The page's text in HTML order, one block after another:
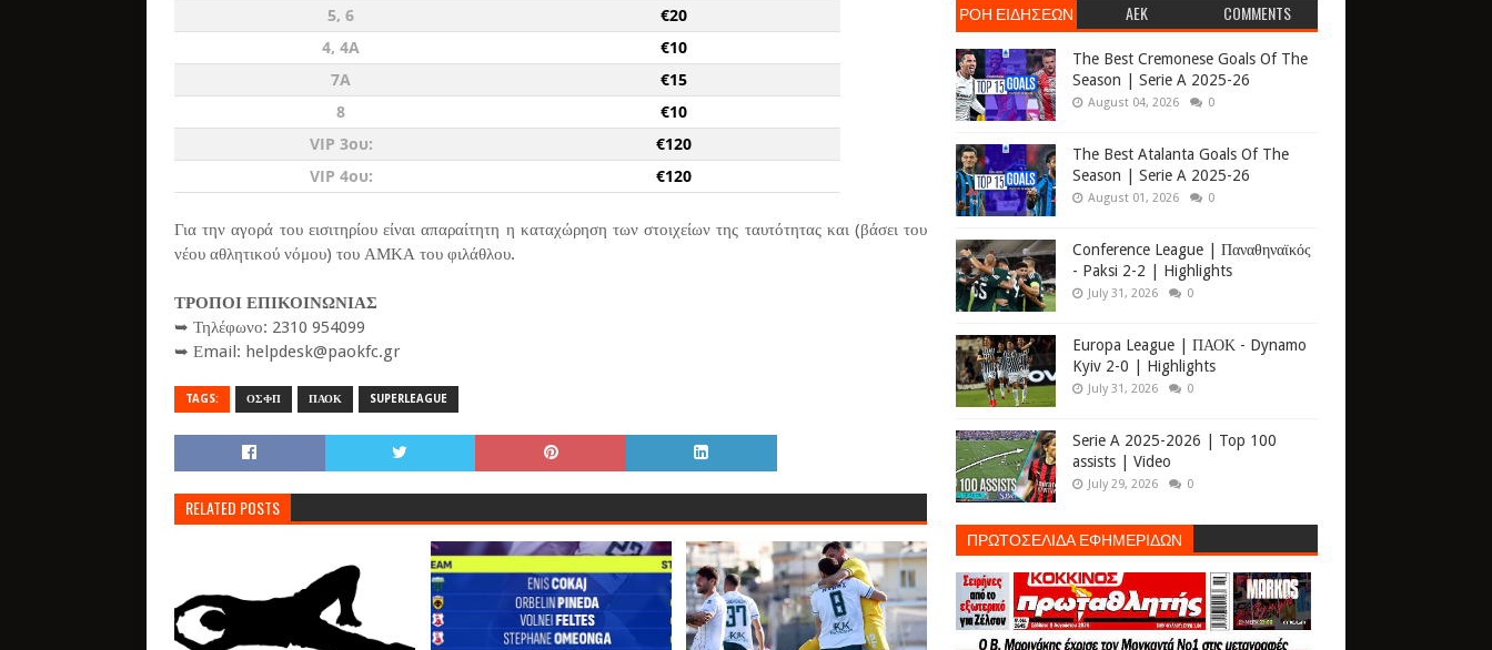
5, 6
€20
4, 4A
€10
7Α
€15
8
€10
VIP 3ου:
€120
VIP 4ου:
€120
Για την αγορά του εισιτηρίου είναι απαραίτητη η καταχώρηση των στοιχείων της ταυτότητας και (βάσει του
νέου αθλητικού νόμου) του ΑΜΚΑ του φιλάθλου.
ΤΡΟΠΟΙ ΕΠΙΚΟΙΝΩΝΙΑΣ
➥ Τηλέφωνο: 2310 954099
➥ Εmail: helpdesk@paokfc.gr
TAGS: ΟΣΦΠ ΠΑΟΚ SUPERLEAGUE
RELATED POSTS
ΡΟΗ ΕΙΔΗΣΕΩΝ AEK COMMENTS
The Best Cremonese Goals Of The
Season | Serie A 2025-26
August 04, 2026 0
The Best Atalanta Goals Of The
Season | Serie A 2025-26
August 01, 2026 0
Conference League | Παναθηναϊκός
- Paksi 2-2 | Highlights
July 31, 2026 0
Europa League | ΠΑΟΚ - Dynamo
Kyiv 2-0 | Highlights
July 31, 2026 0
Serie A 2025-2026 | Top 100
assists | Video
July 29, 2026 0
ΠΡΩΤΟΣΕΛΙΔΑ ΕΦΗΜΕΡΙΔΩΝ